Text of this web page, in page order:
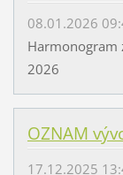
08.01.2026
Harmonogram
2026
OZNAM
17.12.2025